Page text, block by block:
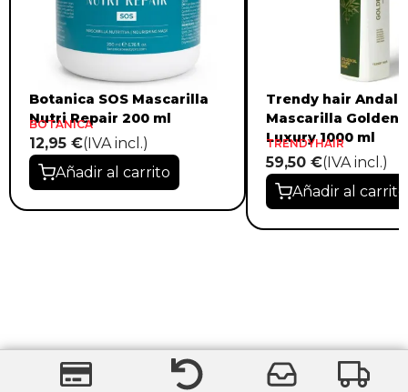
Botanica SOS Mascarilla
Nutri Repair 200 ml
BOTANICA
12,95 €(IVA incl.)
Añadir al carrito
Trendy hair
Mascarilla Golden
Luxury 1000 ml
TRENDYHAIR
59,50 €(IVA incl.)
Añadir al carrito